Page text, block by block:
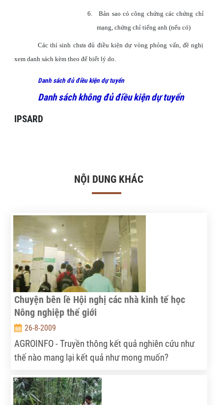
6.
Bản sao có công chứng các chứng chỉ
mạng, chứng chỉ tiếng anh (nếu có)
Các thí sinh chưa đủ điều kiện dự vòng phỏng vấn, đề nghị
xem danh sách kèm theo để biết lý do.
Danh sách đủ điều kiện dự tuyển
Danh sách không đủ điều kiện dự tuyển
IPSARD
NỘI DUNG KHÁC
Chuyện bên lề Hội nghị các nhà kinh tế học
Nông nghiệp thế giới
26-8-2009
AGROINFO - Truyền thông kết quả nghiên cứu như
thế nào mang lại kết quả như mong muốn?
một cách làm rất hiệu quả của Hội nghị lần thứ 27
Hiệp hội các nhà kinh tế học Nông nghiệp thế giới...